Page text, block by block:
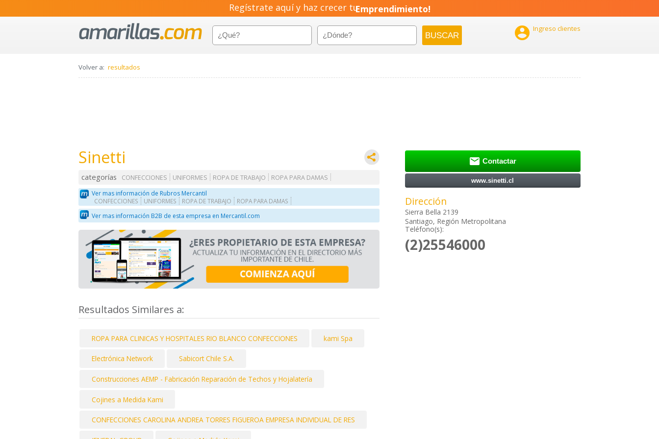
Regístrate aquí y haz crecer tuEmprendimiento!
 Ingreso clientes
Volver a: resultados
Sinetti
categorías CONFECCIONES UNIFORMES ROPA DE TRABAJO
ROPA PARA DAMAS
Ver mas información de Rubros Mercantil
CONFECCIONES UNIFORMES ROPA DE TRABAJO ROPA PARA DAMAS
Ver mas información B2B de esta empresa en Mercantil.com
Resultados Similares a:
ROPA PARA CLINICAS Y HOSPITALES RIO BLANCO CONFECCIONES kami Spa
Electrónica Network Sabicort Chile S.A.
Construcciones AEMP - Fabricación Reparación de Techos y Hojalatería
Cojines a Medida Kami
CONFECCIONES CAROLINA ANDREA TORRES FIGUEROA EMPRESA INDIVIDUAL DE RES
 Contactar
www.sinetti.cl
Dirección
Sierra Bella 2139
Santiago, Región Metropolitana
Teléfono(s):
(2)25546000